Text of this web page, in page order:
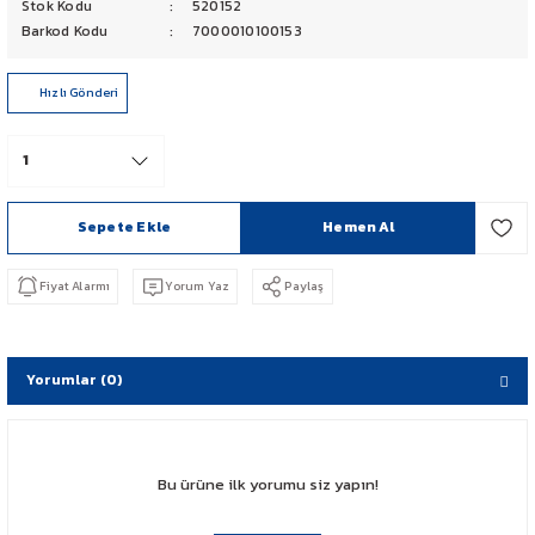
PCX 125-150
CB 125 F
NX 500
Stok Kodu
520152
Barkod Kodu
7000010100153
Hızlı Gönderi
Sepete Ekle Hemen Al
Fiyat Alarmı Yorum Yaz Paylaş
Yorumlar (0)
Bu ürüne ilk yorumu siz yapın!